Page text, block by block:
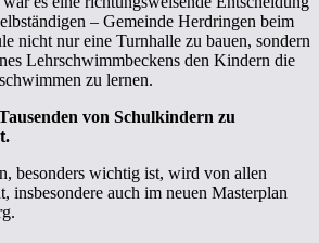
– Gemeinde Herdringen beim
nicht nur eine Turnhalle zu bauen, sondern
Lehrschwimmbeckens den Kindern die
zu lernen.
von Schulkindern zu
besonders wichtig ist, wird von allen
insbesondere auch im neuen Masterplan